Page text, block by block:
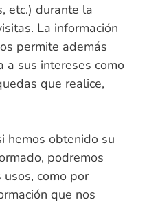
etc.) durante la
La información
permite además
a sus intereses como
que realice,
hemos obtenido su
podremos
como por
que nos